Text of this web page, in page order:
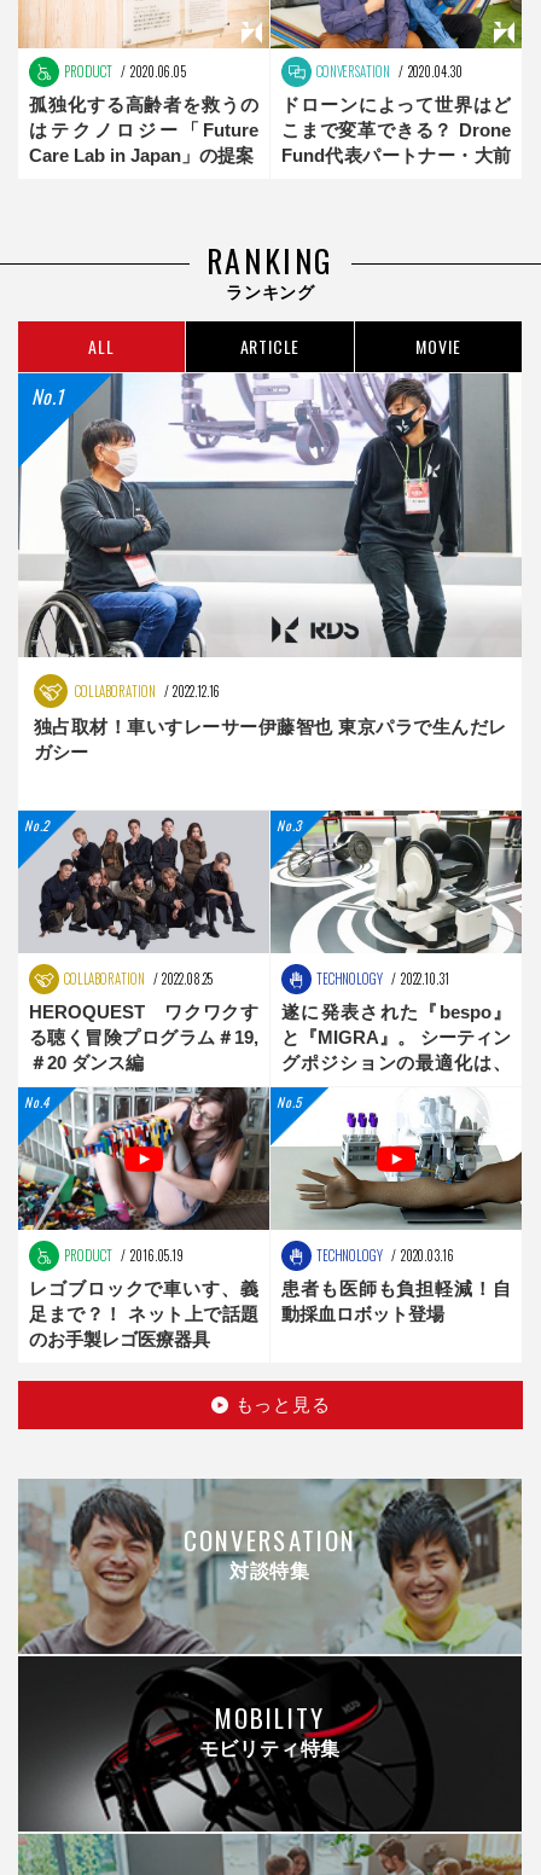
PRODUCT 2020.06.05
孤独化する高齢者を救うの
はテクノロジー「Future
Care Lab in Japan」の提案
CONVERSATION 2020.04.30
ドローンによって世界はど
こまで変革できる？ Drone
Fund代表パートナー・大前
RANKING
ランキング
ALL ARTICLE MOVIE
COLLABORATION 2022.12.16
独占取材！車いすレーサー伊藤智也 東京パラで生んだレ
ガシー
COLLABORATION 2022.08.25
HEROQUEST ワクワクす
る聴く冒険プログラム＃19,
＃20 ダンス編
TECHNOLOGY 2022.10.31
遂に発表された『bespo』
と『MIGRA』。 シーティン
グポジションの最適化は、
新時代へ
PRODUCT 2016.05.19
レゴブロックで車いす、義
足まで？！ ネット上で話題
のお手製レゴ医療器具
TECHNOLOGY 2020.03.16
患者も医師も負担軽減！自
動採血ロボット登場
もっと見る
CONVERSATION
対談特集
MOBILITY
モビリティ特集